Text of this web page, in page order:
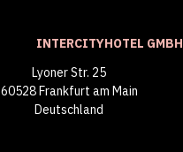
INTERCITYHOTEL GMBH
Lyoner Str. 25
60528 Frankfurt am Main
Deutschland